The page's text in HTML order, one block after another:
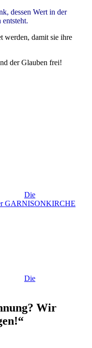
dessen Wert in der
entsteht.
werden, damit sie ihre
der Glauben frei!
Die
GARNISONKIRCHE
Die
Wir